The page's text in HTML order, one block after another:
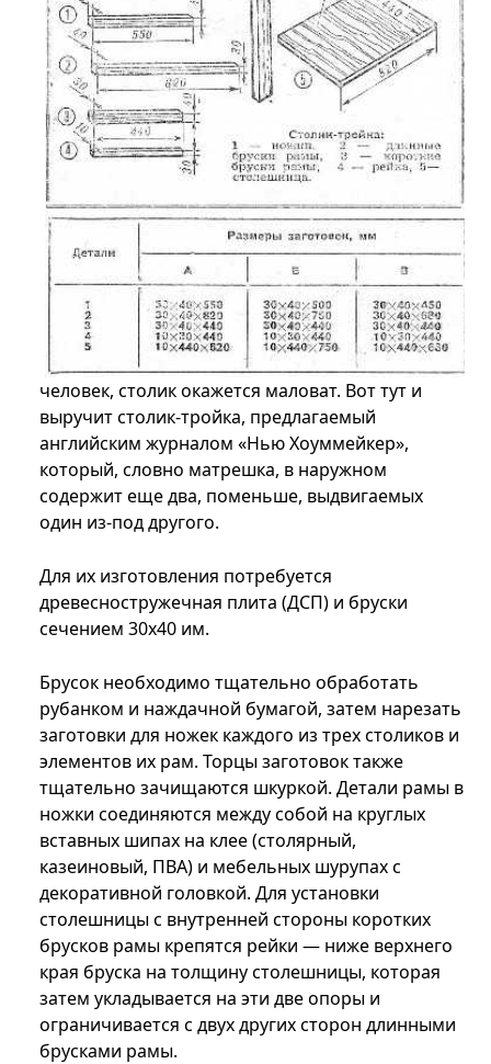
человек, столикокажется маловат. Вот тут и
выручит столик-тройка, предлагаемый
английским журналом «Нью Хоуммейкер»,
который, словно матрешка, в наружном
содержит еще два, поменьше, выдвигаемых
один из-под другого.
Для их изготовления потребуется
древесностружечная плита (ДСП) и бруски
сечением 30х40 им.
Брусок необходимо тщательно обработать
рубанком и наждачной бумагой, затем нарезать
заготовки для ножек каждого из трех столиков и
элементов их рам. Торцы заготовок также
тщательно зачищаются шкуркой. Детали рамы в
ножки соединяются между собой на круглых
вставных шипах на клее (столярный,
казеиновый, ПВА) и мебельных шурупах с
декоративной головкой. Для установки
столешницы с внутренней стороны коротких
брусков рамы крепятся рейки — ниже верхнего
края бруска на толщину столешницы, которая
затем укладывается на эти две опоры и
ограничивается с двух других сторон длинными
брусками рамы.